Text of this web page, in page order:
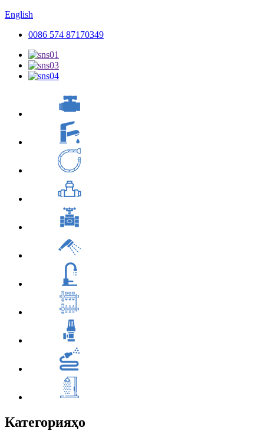
English
0086 574 87170349
Категорияҳо